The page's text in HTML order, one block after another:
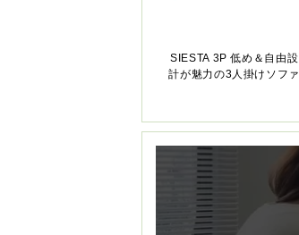
SIESTA 3P 低め＆自由設
計が魅力の3人掛けソファ